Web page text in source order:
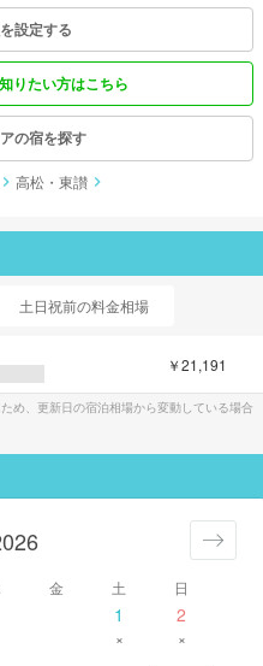
設定する
りたい方はこちら
の宿を探す
高松・東讃
土日祝前の料金相場
￥21,191
め、更新日の宿泊相場から変動している場合
金 土 日
1
×
2
×